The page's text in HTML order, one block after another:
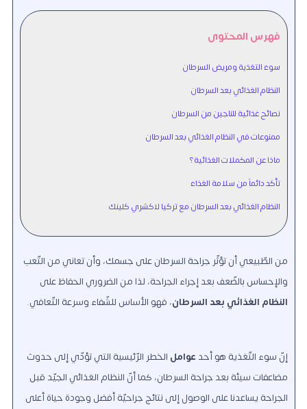
فهرس المحتوى
سوء التغذية ومريض السرطان
النظام الغذائي بعد السرطان
نصائح غذائية للناجين من السرطان
ممنوعات في النظام الغذائي بعد السرطان
ماذا عن المكملات الغذائية؟
تأكد دائماً من سلامة الغذاء
النظام الغذائي بعد السرطان مع تركيا لاكشري كلينك
من الطّبيعي أن تؤثّر جراحة السرطان على جسمك، وأن تعاني من التّعب
والإحساس بالضّعف بعد إجراء الجراحة، لذا من الضروري الحفاظ على
النظام الغذائي بعد السرطان، فهو الأساس للشّفاء وسرعة التّعافي.
إنّ سوء التّغذية هو أحد عوامل الخطر الرّئيسية التي تؤدّي إلى حدوث
مضاعفات سيئة بعد جراحة السرطان، كما أنّ النظام الغذائي الجيّد قبل
الجراحة يساعدنا على الوصول إلى نتائج جراحيّة أفضل وجودة حياة أعلى